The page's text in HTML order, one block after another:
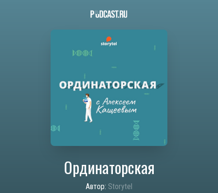
Ординаторская
Автор: Storytel